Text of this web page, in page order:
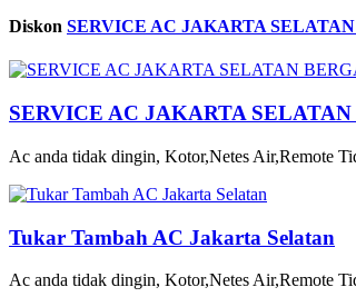
Diskon SERVICE AC JAKARTA SELATAN
SERVICE AC JAKARTA SELATAN
Ac anda tidak dingin, Kotor,Netes Air,Remote
Tukar Tambah AC Jakarta Selatan
Ac anda tidak dingin, Kotor,Netes Air,Remote